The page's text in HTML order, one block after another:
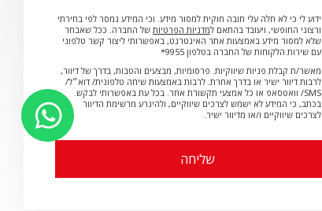
ידוע לי כי לא חלה עלי חובה חוקית למסור מידע. וכי המידע נמסר לפי בחירתי
ורצוני החופשי, ויעובד בהתאם למדניות הפרטיות של החברה. ככל שאבחר
שלא למסור מידע באמצעות אתר האינטרנט, באפשרותי ליצור קשר טלפוני
עם שירות הלקוחות של החברה בטלפון 9955*
מאשר/ת קבלת פניות שיווקיות. פרסומיות, מבצעים והטבות, בדרך של דיוור,
לרבות דיוור ישיר או בדרך אחרת. לרבות באמצעות שיחה טלפונית/ דוא״ל/
SMS/ וואטסאפ או כל אמצעי תקשורת אחר. בכל עת באפשרותי לבקש.
בכתב, כי המידע לא ישמש לצרכים שיווקיים, ולהיגרע מרשימת הדיוור
לצרכים שיווקיים ו/או מדיוור ישיר.